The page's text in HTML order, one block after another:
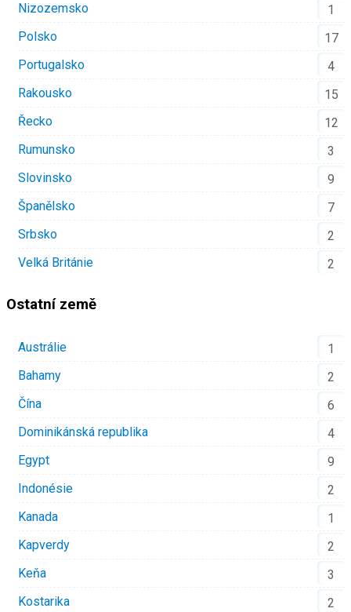
Nizozemsko
1
Polsko
17
Portugalsko
4
Rakousko
15
Řecko
12
Rumunsko
3
Slovinsko
9
Španělsko
7
Srbsko
2
Velká Británie
2
Ostatní země
Austrálie
1
Bahamy
2
Čína
6
Dominikánská republika
4
Egypt
9
Indonésie
2
Kanada
1
Kapverdy
2
Keňa
3
Kostarika
2